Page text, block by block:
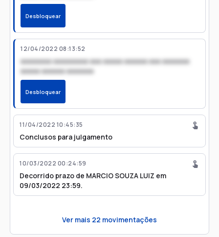
Desbloquear
12/04/2022 08:13:52
xxxxxxxx xxxxxxxxx xxx xxxxx xxxxxx xxx xxxxxxx
xxxxx xxxxxx xxxxxxx
Desbloquear
11/04/2022 10:45:35
Conclusos para julgamento
10/03/2022 00:24:59
Decorrido prazo de MARCIO SOUZA LUIZ em
09/03/2022 23:59.
Ver mais 22 movimentações